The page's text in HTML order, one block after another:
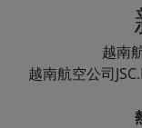
越南
越南航空公司